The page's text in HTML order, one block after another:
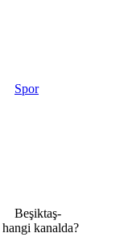
Spor
Beşiktaş-
kanalda?